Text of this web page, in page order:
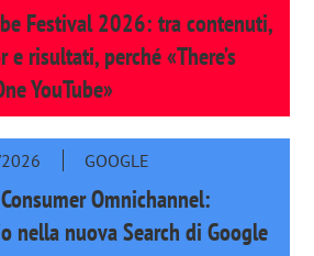
Festival 2026: tra contenuti,
e risultati, perché «There’s
YouTube»
GOOGLE
Omnichannel:
nella nuova Search di Google